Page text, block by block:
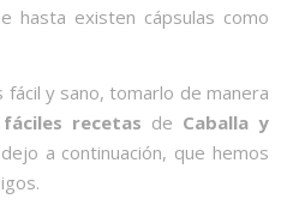
hasta existen cápsulas como
fácil y sano, tomarlo de manera
fáciles recetas de Caballa y
a continuación, que hemos